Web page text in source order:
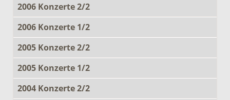
2006 Konzerte 2/2
2006 Konzerte 1/2
2005 Konzerte 2/2
2005 Konzerte 1/2
2004 Konzerte 2/2